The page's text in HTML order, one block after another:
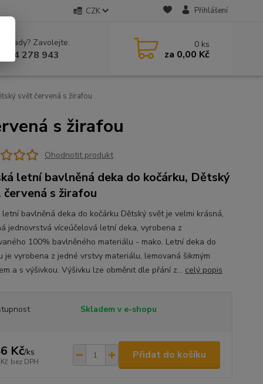
CZK Přihlášení
si rady? Zavolejte.
604 278 943
0 ks
za 0,00 Kč
svět červená s žirafou
s žirafou
Ohodnotit produkt
letní bavlněná deka do kočárku, Dětský
červená s žirafou
letní bavlněná deka do kočárku Dětský svět je velmi krásná,
jednovrstvá víceúčelová letní deka, vyrobena z
100% bavlněného materiálu - mako. Letní deka do
je vyrobena z jedné vrstvy materiálu, lemovaná šikmým
a s výšivkou. Výšivku lze obměnit dle přání z... celý popis
Skladem v e-shopu
Kč/ks
bez DPH
Přidat do košíku